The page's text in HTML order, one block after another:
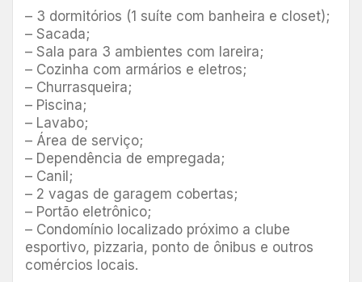
– 3 dormitórios (1 suíte com banheira e closet);
– Sacada;
– Sala para 3 ambientes com lareira;
– Cozinha com armários e eletros;
– Churrasqueira;
– Piscina;
– Lavabo;
– Área de serviço;
– Dependência de empregada;
– Canil;
– 2 vagas de garagem cobertas;
– Portão eletrônico;
– Condomínio localizado próximo a clube
esportivo, pizzaria, ponto de ônibus e outros
comércios locais.